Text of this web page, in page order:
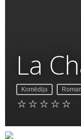
La
Komēdija